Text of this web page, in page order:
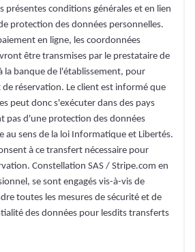
présentes conditions générales et en lien
protection des données personnelles.
en ligne, les coordonnées
être transmises par le prestataire de
la banque de l'établissement, pour
réservation. Le client est informé que
peut donc s'exécuter dans des pays
pas d'une protection des données
au sens de la loi Informatique et Libertés.
à ce transfert nécessaire pour
Constellation SAS / Stripe.com en
se sont engagés vis-à-vis de
toutes les mesures de sécurité et de
des données pour lesdits transferts